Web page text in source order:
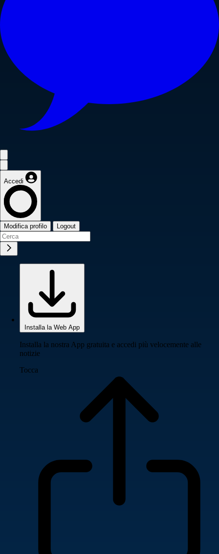
Accedi
Modifica profilo Logout
Installa la Web App
Installa la nostra App gratuita e accedi più velocemente alle
notizie
Tocca